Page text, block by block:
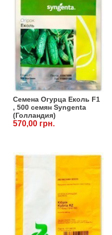
Семена Огурца Еколь F1
, 500 семян Syngenta
(Голландия)
570,00 грн.